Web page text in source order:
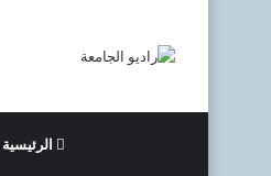
الرئيسية